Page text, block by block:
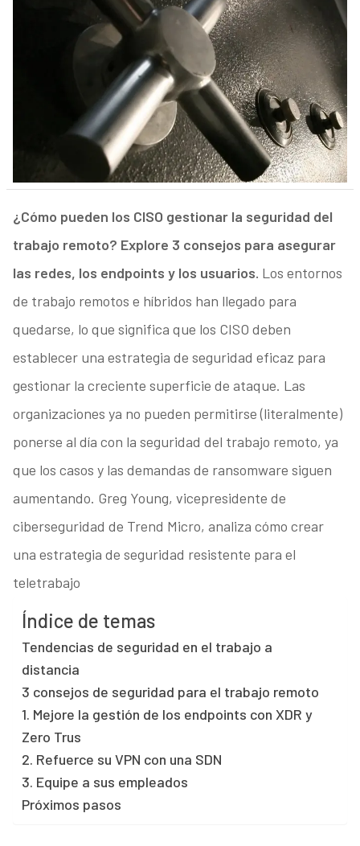
¿Cómo pueden los CISO gestionar la seguridad del
trabajo remoto? Explore 3 consejos para asegurar
las redes, los endpoints y los usuarios. Los entornos
de trabajo remotos e híbridos han llegado para
quedarse, lo que significa que los CISO deben
establecer una estrategia de seguridad eficaz para
gestionar la creciente superficie de ataque. Las
organizaciones ya no pueden permitirse (literalmente)
ponerse al día con la seguridad del trabajo remoto, ya
que los casos y las demandas de ransomware siguen
aumentando. Greg Young, vicepresidente de
ciberseguridad de Trend Micro, analiza cómo crear
una estrategia de seguridad resistente para el
teletrabajo
Índice de temas
Tendencias de seguridad en el trabajo a
distancia
3 consejos de seguridad para el trabajo remoto
1. Mejore la gestión de los endpoints con XDR y
Zero Trus
2. Refuerce su VPN con una SDN
3. Equipe a sus empleados
Próximos pasos